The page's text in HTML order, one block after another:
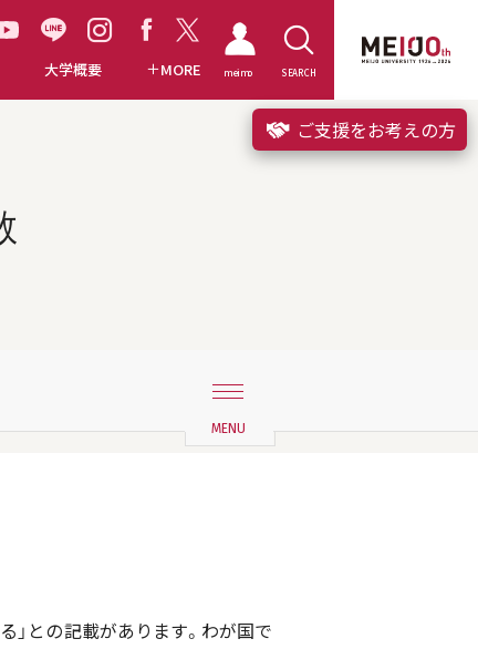
大学概要 MORE meimo SEARCH
ご支援をお考えの方
」との記載があります。わが国で